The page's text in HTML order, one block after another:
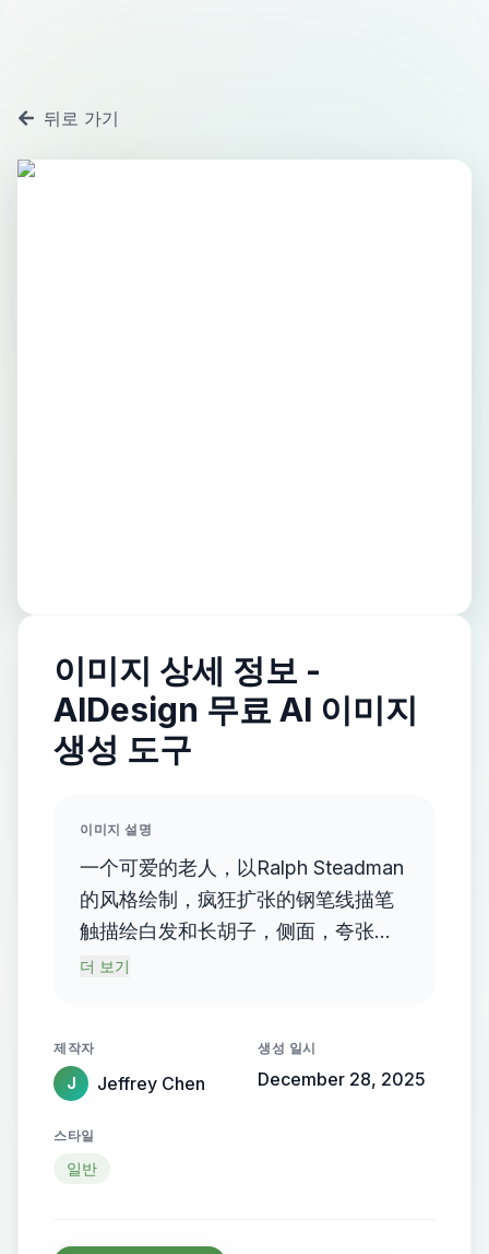
뒤로 가기
이미지 상세 정보 -
AIDesign 무료 AI 이미지
생성 도구
이미지 설명
一个可爱的老人，以Ralph Steadman
的风格绘制，疯狂扩张的钢笔线描笔
触描绘白发和长胡子，侧面，夸张、
怪诞和幽默的线描人物五官（大而立
肆意疯狂，描绘出扭曲的形象和荒诞
的情境。白色干净背景，水彩浸染，
더 보기
제작자
J Jeffrey Chen
생성 일시
December 28, 2025
스타일
일반